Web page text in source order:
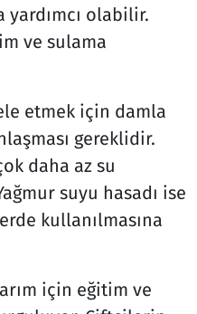
olabilir.
ve sulama
etmek için damla
gereklidir.
daha az su
suyu hasadı ise
kullanılmasına
için eğitim ve